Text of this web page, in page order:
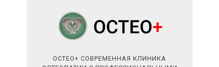
ОСТЕО+ СОВРЕМЕННАЯ КЛИНИКА